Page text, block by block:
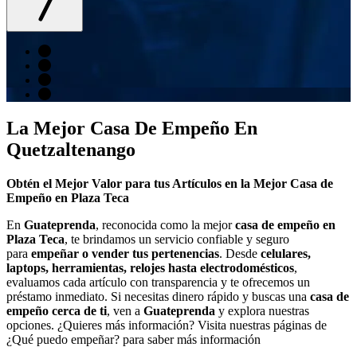
La Mejor Casa De Empeño En
Quetzaltenango
Obtén el Mejor Valor para tus Artículos en la Mejor Casa de
Empeño en Plaza Teca
En Guateprenda, reconocida como la mejorcasa de empeño en
Plaza Teca, te brindamos un servicio confiable y seguro
para empeñar o vender tus pertenencias. Desde celulares,
laptops, herramientas, relojes hasta electrodomésticos,
evaluamos cada artículo con transparencia y te ofrecemos un
préstamo inmediato. Si necesitas dinero rápido y buscas una casa de
empeño cerca de ti, ven a Guateprenda y explora nuestras
opciones. ¿Quieres más información? Visita nuestras páginas de
¿Qué puedo empeñar? para saber más información